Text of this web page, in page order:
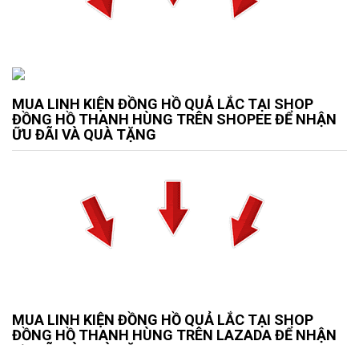
MUA LINH KIỆN ĐỒNG HỒ QUẢ LẮC TẠI SHOP
ĐỒNG HỒ THANH HÙNG TRÊN SHOPEE ĐỂ NHẬN
ỮU ĐÃI VÀ QUÀ TẶNG
MUA LINH KIỆN ĐỒNG HỒ QUẢ LẮC TẠI SHOP
ĐỒNG HỒ THANH HÙNG TRÊN LAZADA ĐỂ NHẬN